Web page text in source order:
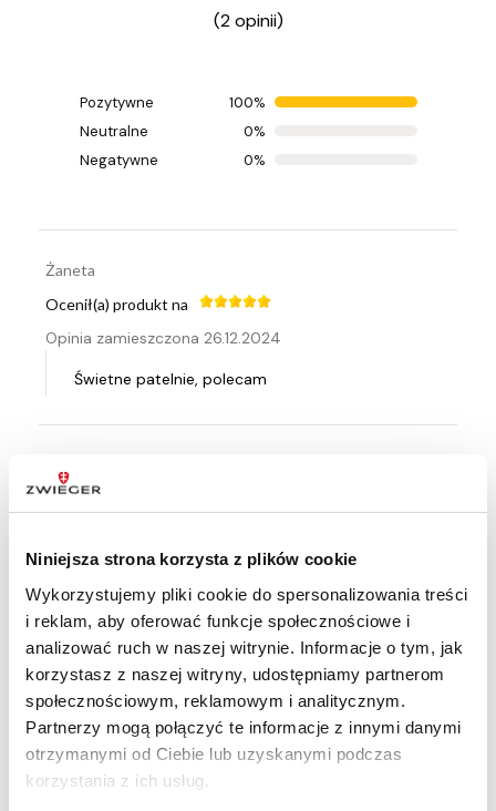
Niniejsza strona korzysta z plików cookie
Wykorzystujemy pliki cookie do spersonalizowania treści
i reklam, aby oferować funkcje społecznościowe i
analizować ruch w naszej witrynie. Informacje o tym, jak
korzystasz z naszej witryny, udostępniamy partnerom
społecznościowym, reklamowym i analitycznym.
Partnerzy mogą połączyć te informacje z innymi danymi
otrzymanymi od Ciebie lub uzyskanymi podczas
korzystania z ich usług.
(2 opinii)
Pozytywne
100%
Neutralne
0%
Negatywne
0%
Ocenił(a) produkt na
Opinia zamieszczona 19.12.2025
Żaneta
Ocenił(a) produkt na
Opinia zamieszczona 26.12.2024
Świetne patelnie, polecam
98% zadowolonych klientów
(Based on 5519 Reviews)
INNE PRODUKTY Z TEJ LINII